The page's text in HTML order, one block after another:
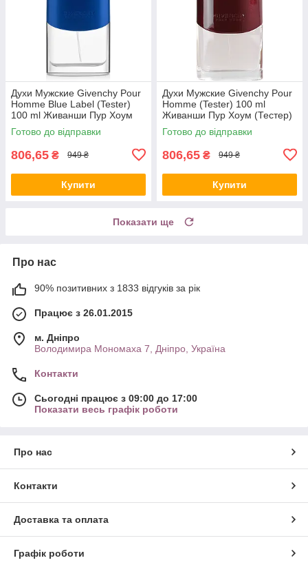
Духи Мужские Givenchy Pour
Homme Blue Label (Tester)
100 ml Живанши Пур Хоум
Блю Лейбл (Тестер) 100 мл
all К
Готово до відправки
806,65 ₴ 949 ₴
Купити
Духи Мужские Givenchy Pour
Homme (Tester) 100 ml
Живанши Пур Хоум (Тестер)
100 мл all К
Готово до відправки
806,65 ₴ 949 ₴
Купити
Показати ще
Про нас
90% позитивних з 1833 відгуків за рік
Працює з 26.01.2015
м. Дніпро
Володимира Мономаха 7, Дніпро, Україна
Контакти
Сьогодні працює з 09:00 до 17:00
Показати весь графік роботи
Про нас
Контакти
Доставка та оплата
Графік роботи